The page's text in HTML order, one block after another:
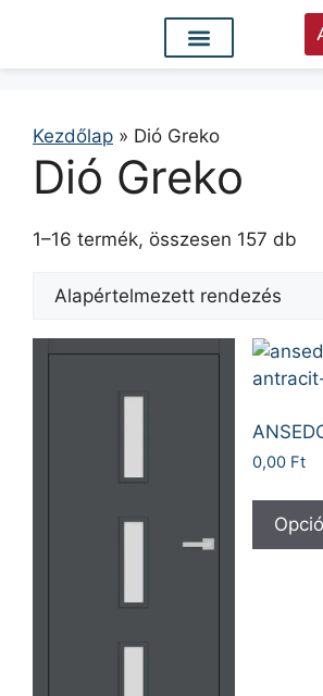
Kezdőlap » Dió Greko
Dió Greko
1–16 termék, összesen 157 db
0,00 Ft